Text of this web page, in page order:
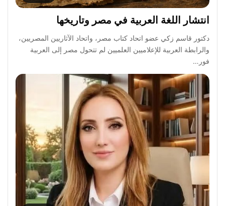
انتشار اللغة العربية في مصر وتاريخها
دكتور قاسم زكي عضو اتحاد كتاب مصر، واتحاد الآثاريين المصريين،
والرابطة العربية للإعلاميين العلميين لم تتحول مصر إلى العربية
فور…